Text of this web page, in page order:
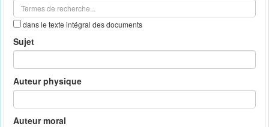
dans le texte intégral des documents
Sujet
Auteur physique
Auteur moral